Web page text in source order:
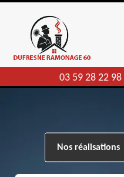
03 59 28 22 98
Nos réalisations